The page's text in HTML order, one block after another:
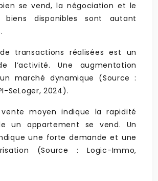
se vend, la négociation et le
disponibles sont autant
transactions réalisées est un
l’activité. Une augmentation
marché dynamique (Source :
SeLoger, 2024).
moyen indique la rapidité
un appartement se vend. Un
une forte demande et une
(Source : Logic-Immo,